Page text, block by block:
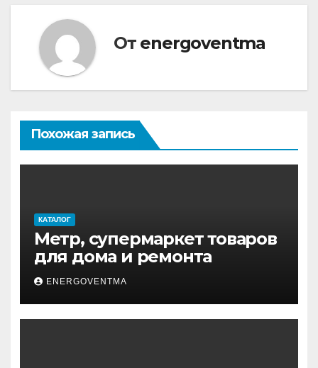
От energoventma
Похожая запись
КАТАЛОГ
Метр, супермаркет товаров
для дома и ремонта
ENERGOVENTMA